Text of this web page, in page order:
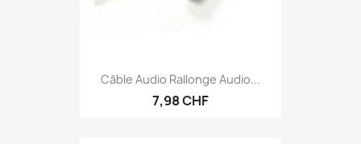
Câble Audio Rallonge Audio...
7,98 CHF